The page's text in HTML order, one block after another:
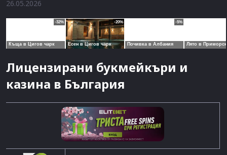
26.05.2026
Лицензирани букмейкъри и
казина в България